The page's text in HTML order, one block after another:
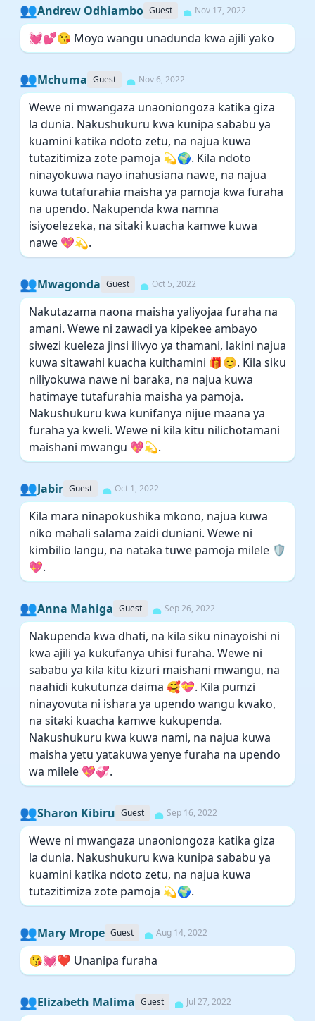
👥Andrew Odhiambo Guest Nov 17, 2022
💓💕😘 Moyo wangu unadunda kwa ajili yako
👥Mchuma Guest Nov 6, 2022
Wewe ni mwangaza unaoniongoza katika giza
la dunia. Nakushukuru kwa kunipa sababu ya
kuamini katika ndoto zetu, na najua kuwa
tutazitimiza zote pamoja 💫🌍. Kila ndoto
ninayokuwa nayo inahusiana nawe, na najua
kuwa tutafurahia maisha ya pamoja kwa furaha
na upendo. Nakupenda kwa namna
isiyoelezeka, na sitaki kuacha kamwe kuwa
nawe 💖💫.
👥Mwagonda Guest Oct 5, 2022
Nakutazama naona maisha yaliyojaa furaha na
amani. Wewe ni zawadi ya kipekee ambayo
siwezi kueleza jinsi ilivyo ya thamani, lakini najua
kuwa sitawahi kuacha kuithamini 🎁😊. Kila siku
niliyokuwa nawe ni baraka, na najua kuwa
hatimaye tutafurahia maisha ya pamoja.
Nakushukuru kwa kunifanya nijue maana ya
furaha ya kweli. Wewe ni kila kitu nilichotamani
maishani mwangu 💖💫.
👥Jabir Guest Oct 1, 2022
Kila mara ninapokushika mkono, najua kuwa
niko mahali salama zaidi duniani. Wewe ni
kimbilio langu, na nataka tuwe pamoja milele 🛡️
💖.
👥Anna Mahiga Guest Sep 26, 2022
Nakupenda kwa dhati, na kila siku ninayoishi ni
kwa ajili ya kukufanya uhisi furaha. Wewe ni
sababu ya kila kitu kizuri maishani mwangu, na
naahidi kukutunza daima 🥰💝. Kila pumzi
ninayovuta ni ishara ya upendo wangu kwako,
na sitaki kuacha kamwe kukupenda.
Nakushukuru kwa kuwa nami, na najua kuwa
maisha yetu yatakuwa yenye furaha na upendo
wa milele 💖💞.
👥Sharon Kibiru Guest Sep 16, 2022
Wewe ni mwangaza unaoniongoza katika giza
la dunia. Nakushukuru kwa kunipa sababu ya
kuamini katika ndoto zetu, na najua kuwa
tutazitimiza zote pamoja 💫🌍.
👥Mary Mrope Guest Aug 14, 2022
😘💓❤️ Unanipa furaha
👥Elizabeth Malima Guest Jul 27, 2022